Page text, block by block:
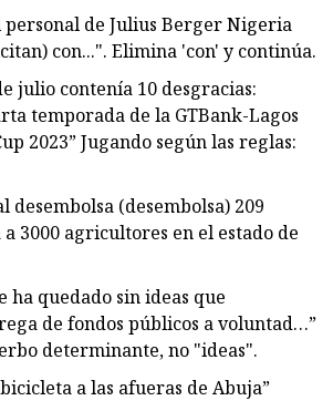
de Julius Berger Nigeria
con...". Elimina 'con' y continúa.
julio contenía 10 desgracias:
temporada de la GTBank-Lagos
2023” Jugando según las reglas:
desembolsa (desembolsa) 209
3000 agricultores en el estado de
ha quedado sin ideas que
de fondos públicos a voluntad…”
determinante, no "ideas".
a las afueras de Abuja”